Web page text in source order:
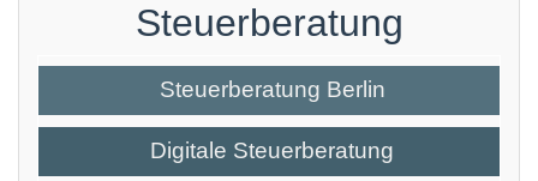
Steuerberatung
Steuerberatung Berlin
Digitale Steuerberatung